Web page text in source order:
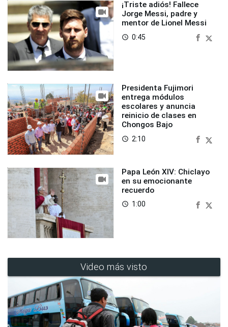
¡Triste adiós! Fallece
Jorge Messi, padre y
mentor de Lionel Messi
access_time 0:45
Presidenta Fujimori
entrega módulos
escolares y anuncia
reinicio de clases en
Chongos Bajo
access_time 2:10
Papa León XIV: Chiclayo
en su emocionante
recuerdo
access_time 1:00
Video más visto